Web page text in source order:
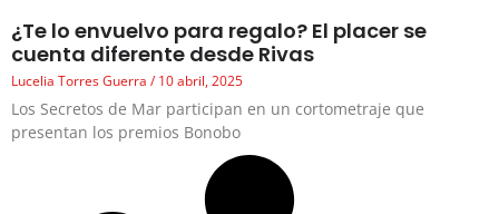
¿Te lo envuelvo para regalo? El placer se
cuenta diferente desde Rivas
Lucelia Torres Guerra 10 abril, 2025
Los Secretos de Mar participan en un cortometraje que
presentan los premios Bonobo